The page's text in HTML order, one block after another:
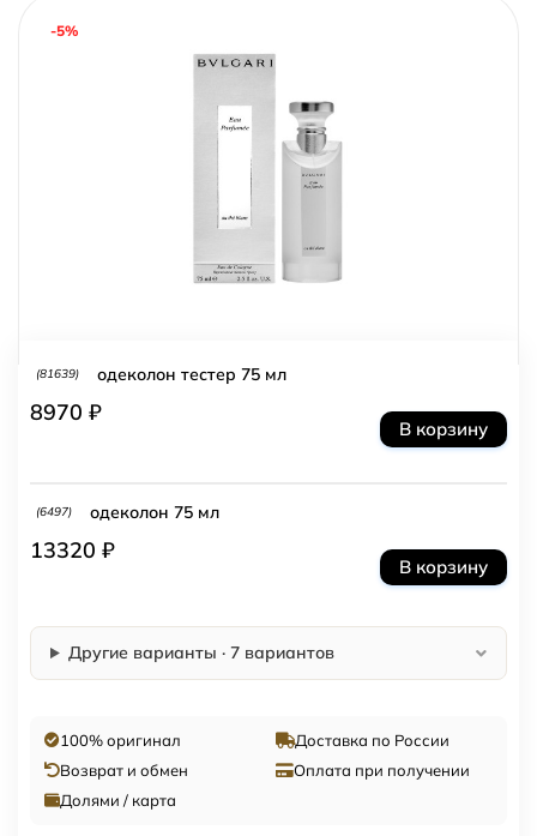
-5%
(81639) одеколон тестер 75 мл
8970 ₽
В корзину
(6497) одеколон 75 мл
13320 ₽
В корзину
Другие варианты · 7 вариантов
100% оригинал
Доставка по России
Возврат и обмен
Оплата при получении
Долями / карта